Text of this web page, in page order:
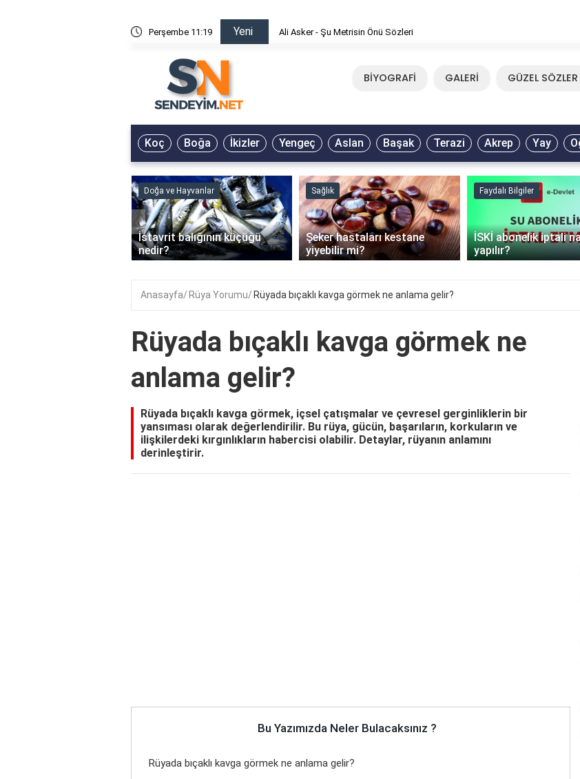
Perşembe 11:19 Yeni Ali Asker - Şu Metrisin Önü Sözleri
BİYOGRAFİ GALERİ GÜZEL SÖZLER
Koç Boğa İkizler Yengeç Aslan Başak Terazi Akrep Yay
Doğa ve Hayvanlar
İstavrit balığının küçüğü
nedir?
Sağlık
Şeker hastaları kestane
yiyebilir mi?
Faydalı Bilgiler
İSKİ abonelik iptali
yapılır?
‹
Anasayfa Rüya Yorumu Rüyada bıçaklı kavga görmek ne anlama gelir?
Rüyada bıçaklı kavga görmek ne
anlama gelir?
Rüyada bıçaklı kavga görmek, içsel çatışmalar ve çevresel gerginliklerin bir
yansıması olarak değerlendirilir. Bu rüya, gücün, başarıların, korkuların ve
ilişkilerdeki kırgınlıkların habercisi olabilir. Detaylar, rüyanın anlamını
derinleştirir.
Bu Yazımızda Neler Bulacaksınız ?
Rüyada bıçaklı kavga görmek ne anlama gelir?